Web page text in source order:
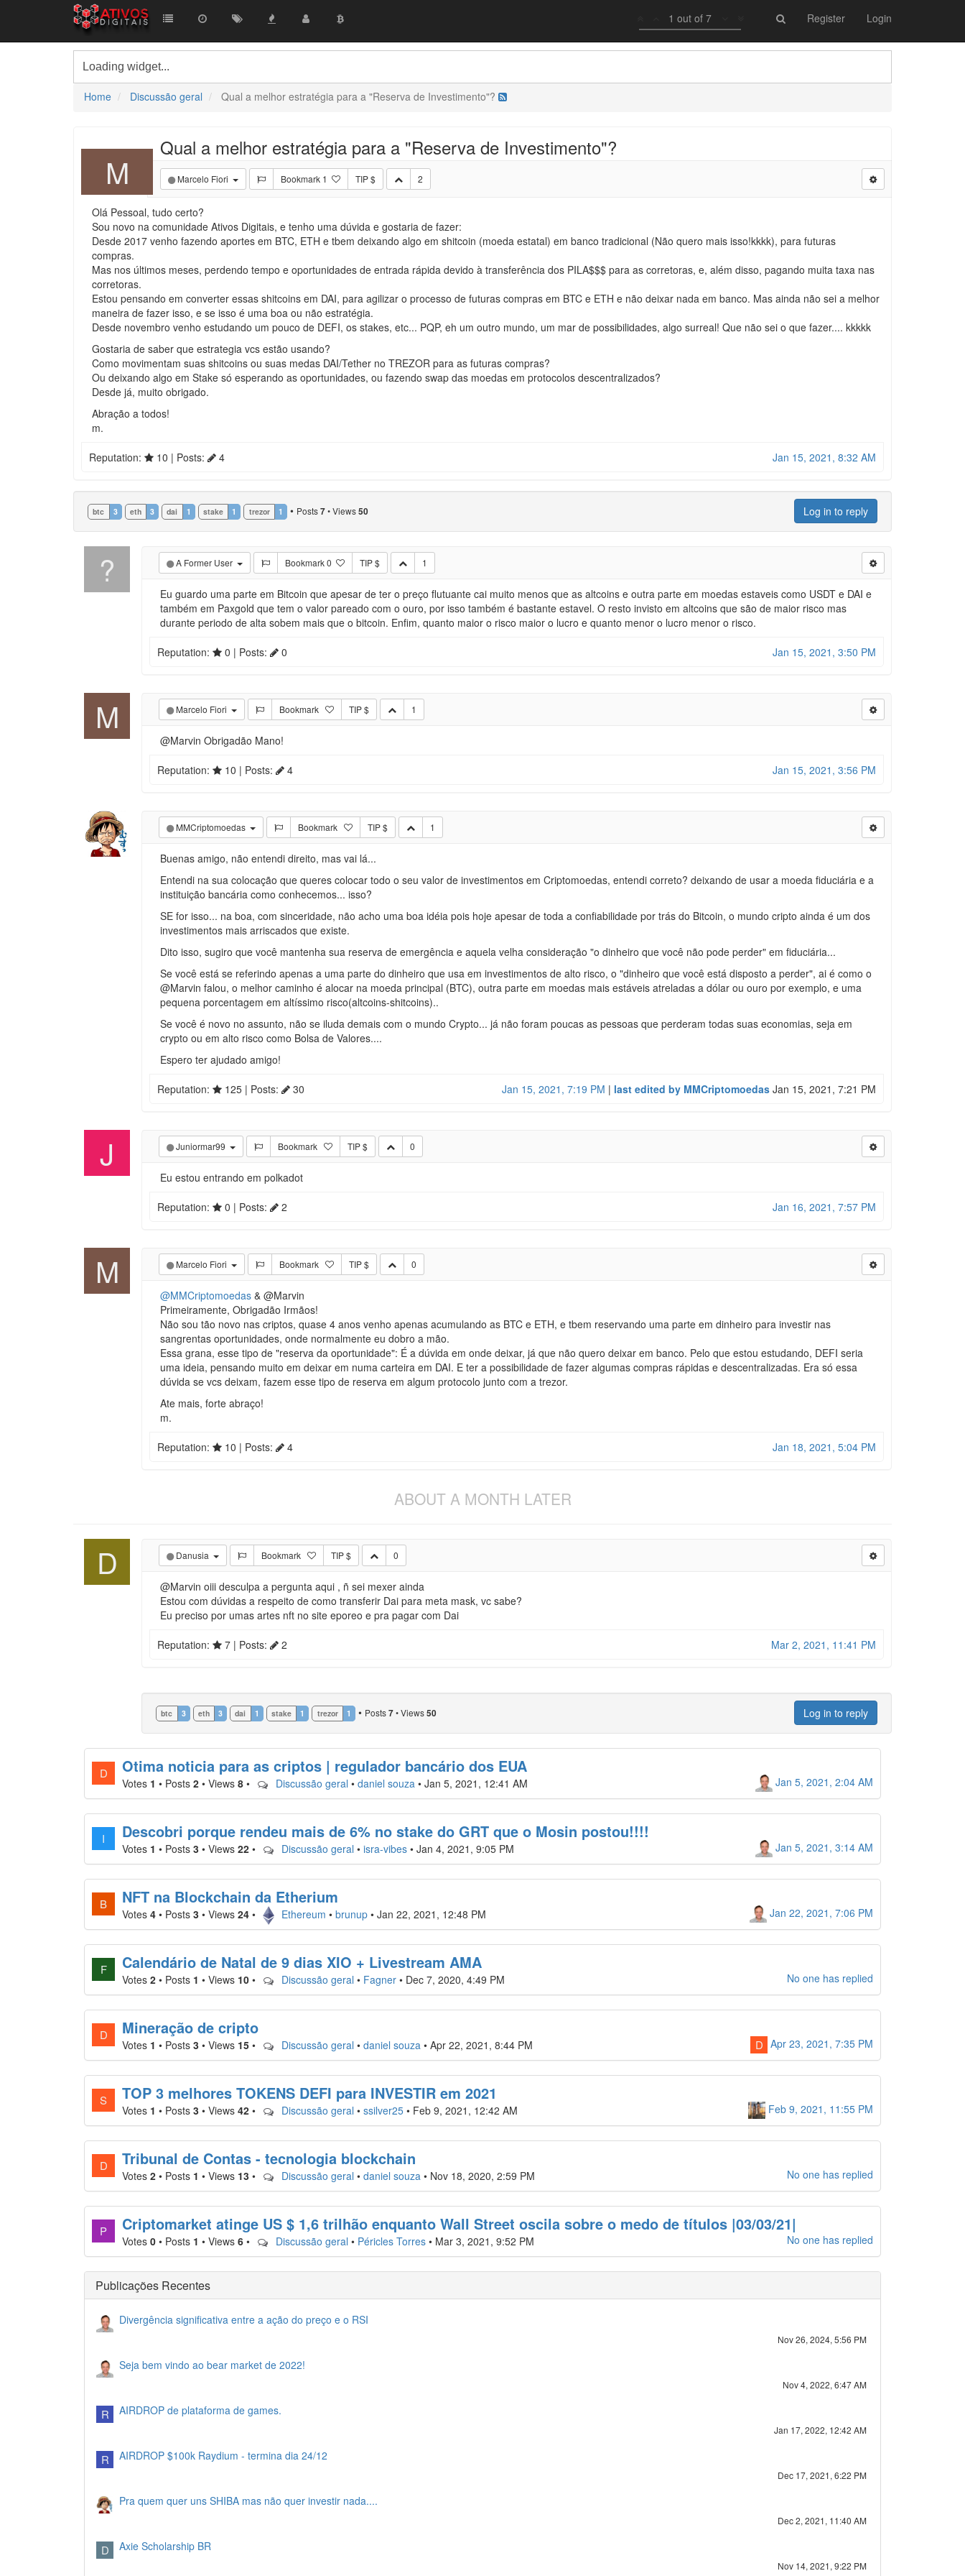
Register Login
1 out of 7
Home Discussão geral Qual a melhor estratégia para a "Reserva de Investimento"?
M
Qual a melhor estratégia para a "Reserva de Investimento"?
Marcelo Fiori Bookmark 1 TIP $ 2
Olá Pessoal, tudo certo?
Sou novo na comunidade Ativos Digitais, e tenho uma dúvida e gostaria de fazer:
Desde 2017 venho fazendo aportes em BTC, ETH e tbem deixando algo em shitcoin (moeda estatal) em banco tradicional (Não quero mais isso!kkkk), para futuras
compras.
Mas nos últimos meses, perdendo tempo e oportunidades de entrada rápida devido à transferência dos PILA$$$ para as corretoras, e, além disso, pagando muita taxa nas
corretoras.
Estou pensando em converter essas shitcoins em DAI, para agilizar o processo de futuras compras em BTC e ETH e não deixar nada em banco. Mas ainda não sei a melhor
maneira de fazer isso, e se isso é uma boa ou não estratégia.
Desde novembro venho estudando um pouco de DEFI, os stakes, etc... PQP, eh um outro mundo, um mar de possibilidades, algo surreal! Que não sei o que fazer.... kkkkk
Gostaria de saber que estrategia vcs estão usando?
Como movimentam suas shitcoins ou suas medas DAI/Tether no TREZOR para as futuras compras?
Ou deixando algo em Stake só esperando as oportunidades, ou fazendo swap das moedas em protocolos descentralizados?
Desde já, muito obrigado.
Abração a todos!
m.
Jan 15, 2021, 8:32 AM
Reputation: 10 | Posts: 4
btc 3 eth 3 dai 1 stake 1 trezor 1 • Posts7•Views50 Log in to reply
? A Former User Bookmark0 TIP $ 1
Eu guardo uma parte em Bitcoin que apesar de ter o preço flutuante cai muito menos que as altcoins e outra parte em moedas estaveis como USDT e DAI e
também em Paxgold que tem o valor pareado com o ouro, por isso também é bastante estavel. O resto invisto em altcoins que são de maior risco mas
durante periodo de alta sobem mais que o bitcoin. Enfim, quanto maior o risco maior o lucro e quanto menor o lucro menor o risco.
Jan 15, 2021, 3:50 PM
Reputation: 0 | Posts: 0
M Marcelo Fiori Bookmark TIP $ 1
@Marvin Obrigadão Mano!
Jan 15, 2021, 3:56 PM
Reputation: 10 | Posts: 4
MMCriptomoedas Bookmark TIP $ 1
Buenas amigo, não entendi direito, mas vai lá...
Entendi na sua colocação que queres colocar todo o seu valor de investimentos em Criptomoedas, entendi correto? deixando de usar a moeda fiduciária e a
instituição bancária como conhecemos... isso?
SE for isso... na boa, com sinceridade, não acho uma boa idéia pois hoje apesar de toda a confiabilidade por trás do Bitcoin, o mundo cripto ainda é um dos
investimentos mais arriscados que existe.
Dito isso, sugiro que você mantenha sua reserva de emergência e aquela velha consideração "o dinheiro que você não pode perder" em fiduciária...
Se você está se referindo apenas a uma parte do dinheiro que usa em investimentos de alto risco, o "dinheiro que você está disposto a perder", ai é como o
@Marvin falou, o melhor caminho é alocar na moeda principal (BTC), outra parte em moedas mais estáveis atreladas a dólar ou ouro por exemplo, e uma
pequena porcentagem em altíssimo risco(altcoins-shitcoins)..
Se você é novo no assunto, não se iluda demais com o mundo Crypto... já não foram poucas as pessoas que perderam todas suas economias, seja em
crypto ou em alto risco como Bolsa de Valores....
Espero ter ajudado amigo!
Jan 15, 2021, 7:19 PM | last edited by MMCriptomoedas Jan 15, 2021, 7:21 PM
Reputation: 125 | Posts: 30
J Juniormar99 Bookmark TIP $ 0
Eu estou entrando em polkadot
Jan 16, 2021, 7:57 PM
Reputation: 0 | Posts: 2
M Marcelo Fiori Bookmark TIP $ 0
@MMCriptomoedas & @Marvin
Primeiramente, Obrigadão Irmãos!
Não sou tão novo nas criptos, quase 4 anos venho apenas acumulando as BTC e ETH, e tbem reservando uma parte em dinheiro para investir nas
sangrentas oportunidades, onde normalmente eu dobro a mão.
Essa grana, esse tipo de "reserva da oportunidade": É a dúvida em onde deixar, já que não quero deixar em banco. Pelo que estou estudando, DEFI seria
uma ideia, pensando muito em deixar em numa carteira em DAI. E ter a possibilidade de fazer algumas compras rápidas e descentralizadas. Era só essa
dúvida se vcs deixam, fazem esse tipo de reserva em algum protocolo junto com a trezor.
Ate mais, forte abraço!
m.
Jan 18, 2021, 5:04 PM
Reputation: 10 | Posts: 4
ABOUT A MONTH LATER
D Danusia Bookmark TIP $ 0
@Marvin oiii desculpa a pergunta aqui , ñ sei mexer ainda
Estou com dúvidas a respeito de como transferir Dai para meta mask, vc sabe?
Eu preciso por umas artes nft no site eporeo e pra pagar com Dai
Mar 2, 2021, 11:41 PM
Reputation: 7 | Posts: 2
btc 3 eth 3 dai 1 stake 1 trezor 1 • Posts7•Views50 Log in to reply
D Otima noticia para as criptos | regulador bancário dos EUA
Votes 1 • Posts 2 • Views 8 • Discussão geral • daniel souza • Jan 5, 2021, 12:41 AM Jan 5, 2021, 2:04 AM
I Descobri porque rendeu mais de 6% no stake do GRT que o Mosin postou!!!!
Votes 1 • Posts 3 • Views 22 • Discussão geral • isra-vibes • Jan 4, 2021, 9:05 PM Jan 5, 2021, 3:14 AM
B NFT na Blockchain da Etherium
Votes 4 • Posts 3 • Views 24 • Ethereum • brunup • Jan 22, 2021, 12:48 PM Jan 22, 2021, 7:06 PM
F Calendário de Natal de 9 dias XIO + Livestream AMA
Votes 2 • Posts 1 • Views 10 • Discussão geral • Fagner • Dec 7, 2020, 4:49 PM No one has replied
D Mineração de cripto
Votes 1 • Posts 3 • Views 15 • Discussão geral • daniel souza • Apr 22, 2021, 8:44 PM D Apr 23, 2021, 7:35 PM
S TOP 3 melhores TOKENS DEFI para INVESTIR em 2021
Votes 1 • Posts 3 • Views 42 • Discussão geral • ssilver25 • Feb 9, 2021, 12:42 AM Feb 9, 2021, 11:55 PM
D Tribunal de Contas - tecnologia blockchain
Votes 2 • Posts 1 • Views 13 • Discussão geral • daniel souza • Nov 18, 2020, 2:59 PM No one has replied
P Criptomarket atinge US $ 1,6 trilhão enquanto Wall Street oscila sobre o medo de títulos |03/03/21|
Votes 0 • Posts 1 • Views 6 • Discussão geral • Péricles Torres • Mar 3, 2021, 9:52 PM No one has replied
Publicações Recentes
Divergência significativa entre a ação do preço e o RSI
Nov 26, 2024, 5:56 PM
Seja bem vindo ao bear market de 2022!
Nov 4, 2022, 6:47 AM
R AIRDROP de plataforma de games.
Jan 17, 2022, 12:42 AM
R AIRDROP $100k Raydium - termina dia 24/12
Dec 17, 2021, 6:22 PM
Pra quem quer uns SHIBA mas não quer investir nada....
Dec 2, 2021, 11:40 AM
D Axie Scholarship BR
Nov 14, 2021, 9:22 PM